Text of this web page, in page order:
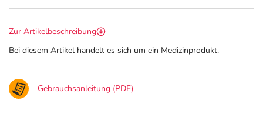
Zur Artikelbeschreibung
Bei diesem Artikel handelt es sich um ein Medizinprodukt.
Gebrauchsanleitung (PDF)